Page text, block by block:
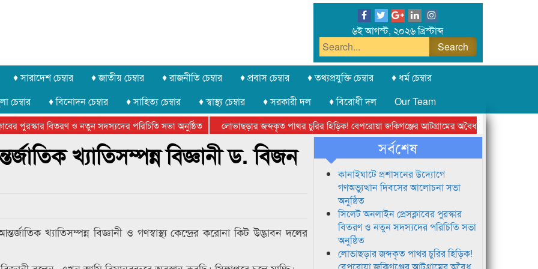
৬ই আগস্ট, ২০২৬ খ্রিস্টাব্দ
♦ সারাদেশ চেম্বার ♦ জাতীয় চেম্বার ♦ রাজনীতি চেম্বার ♦ প্রবাস চেম্বার ♦ তথ্যপ্রযুক্তি চেম্বার
♦ ধর্ম চেম্বার
চেম্বার ♦ বিনোদন চেম্বার ♦ সাহিত্য চেম্বার ♦ স্বাস্থ্য চেম্বার ♦ সরকারী দল ♦ বিরোধী দল
Our Team
পুরস্কার বিতরণ ও নতুন সদস্যদের পরিচিতি সভা অনুষ্ঠিত
লোভাছড়ার জব্দকৃত পাথর চুরির হিড়িক! বেপরোয়া জকিগঞ্জের আটগ্রামের অবৈধ ক্রাশার জোন চক্র
খুনি সায়েমের আদালতে আত্মসমর্পন, ৫ দিনের রিমান্ড চাইবে পুলিশ
খ্যাতিসম্পন্ন বিজ্ঞানী ড. বিজন
খ্যাতিসম্পন্ন বিজ্ঞানী ও গণস্বাস্থ্য কেন্দ্রের করোনা কিট উদ্ভাবন দলের
সর্বশেষ
কানাইঘাটে প্রশাসনের উদ্যোগে
গণঅভ্যুত্থান দিবসের আলোচনা সভা
অনুষ্ঠিত
সিলেট অনলাইন প্রেসক্লাবের পুরস্কার
বিতরণ ও নতুন সদস্যদের পরিচিতি সভা
অনুষ্ঠিত
লোভাছড়ার জব্দকৃত পাথর চুরির হিড়িক!